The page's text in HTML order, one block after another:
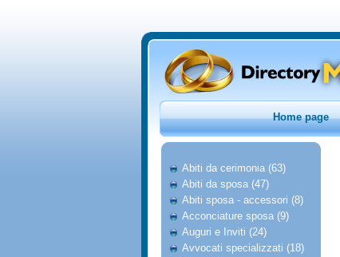
Home page
Abiti da cerimonia (63)
Abiti da sposa (47)
Abiti sposa - accessori (8)
Acconciature sposa (9)
Auguri e Inviti (24)
Avvocati specializzati (18)